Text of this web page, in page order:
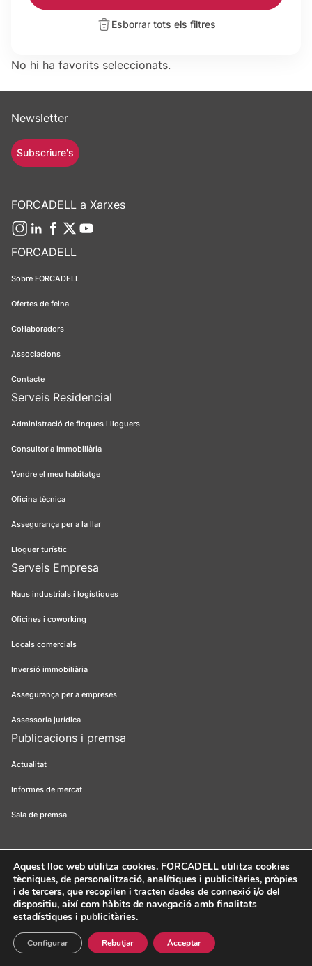
Esborrar tots els filtres
No hi ha favorits seleccionats.
FORCADELL
Sobre FORCADELL
Ofertes de feina
Col·laboradors
Associacions
Contacte
Serveis Residencial
Administració de finques i lloguers
Consultoria immobiliària
Vendre el meu habitatge
Oficina tècnica
Assegurança per a la llar
Lloguer turístic
Serveis Empresa
Naus industrials i logístiques
Oficines i coworking
Locals comercials
Inversió immobiliària
Assegurança per a empreses
Assessoria jurídica
Publicacions i premsa
Actualitat
Informes de mercat
Sala de premsa
Newsletter
Subscriure's
FORCADELL a Xarxes
Forcadell 2026 Avís legal Política de privacitat
Política de cookies
Canal ètic
FORCADELL-AICAT 163 - Pl. Universitat, 3 - 08007
Barcelona / 934 965 400
Aquest lloc web utilitza cookies. FORCADELL utilitza cookies
tècniques, de personalització, analítiques i publicitàries, pròpies
i de tercers, que recopilen i tracten dades de connexió i/o del
dispositiu, així com hàbits de navegació amb finalitats
estadístiques i publicitàries.
Acceptar
Rebutjar
Configurar